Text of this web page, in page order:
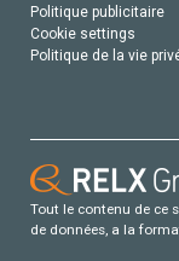
Politique publicitaire
Cookie settings
Politique de la vie
Tout le contenu de ce
de données, a la